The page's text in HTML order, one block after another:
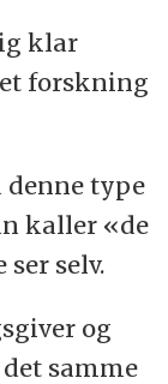
klar
forskning
denne type
kaller «de
selv.
og
samme